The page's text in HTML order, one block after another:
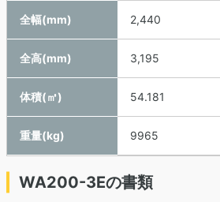
全幅(mm) 2,440
全高(mm) 3,195
体積(㎥) 54.181
重量(kg) 9965
WA200-3Eの書類